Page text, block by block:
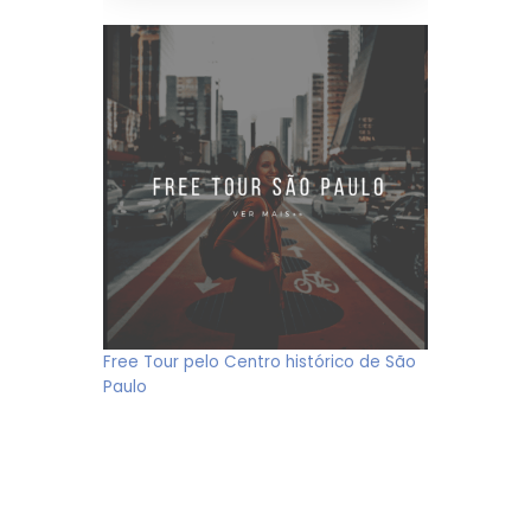
Free Tour pelo Centro histórico de São
Paulo